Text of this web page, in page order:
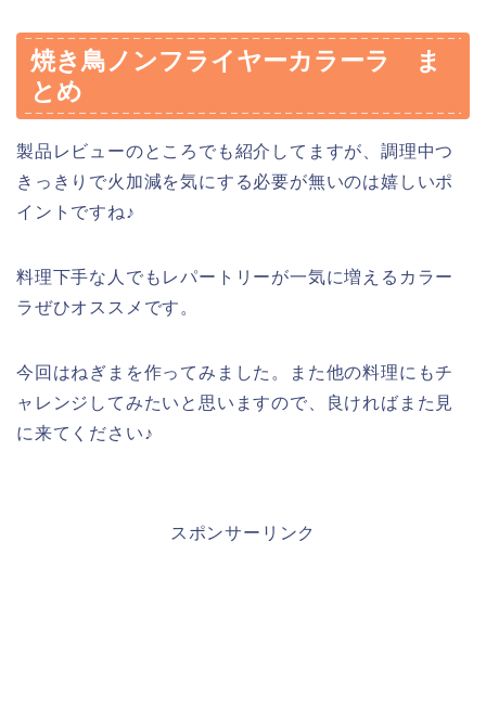
焼き鳥ノンフライヤーカラーラ ま
とめ
製品レビューのところでも紹介してますが、調理中つ
きっきりで火加減を気にする必要が無いのは嬉しいポ
イントですね♪
料理下手な人でもレパートリーが一気に増えるカラー
ラぜひオススメです。
今回はねぎまを作ってみました。また他の料理にもチ
ャレンジしてみたいと思いますので、良ければまた見
に来てください♪
スポンサーリンク